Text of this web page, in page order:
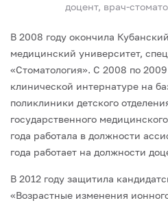
доцент, врач-
В 2008 году окончила
медицинский университет,
«Стоматология». С 2008 по 2009
клинической интернатуре на
поликлиники детского
государственного
года работала в должности
года работает на должности
В 2012 году защитила
«Возрастные изменения